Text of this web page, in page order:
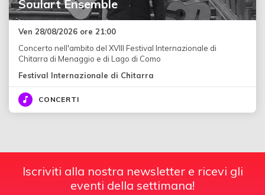
Soulart Ensemble
Ven 28/08/2026 ore 21:00
Concerto nell'ambito del XVIII Festival Internazionale di
Chitarra di Menaggio e di Lago di Como
Festival Internazionale di Chitarra
CONCERTI
Iscriviti alla nostra newsletter e ricevi gli
eventi della settimana!